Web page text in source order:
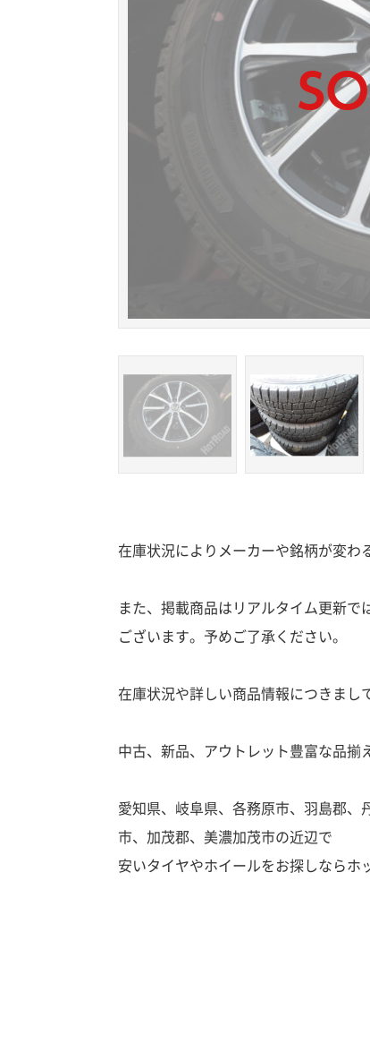
在庫状況によりメーカーや銘柄が変わ
また、掲載商品はリアルタイム更新
ございます。予めご了承ください。
在庫状況や詳しい商品情報につきまし
中古、新品、アウトレット豊富な品揃
愛知県、岐阜県、各務原市、羽島郡、
市、加茂郡、美濃加茂市の近辺で
安いタイヤやホイールをお探しならホ